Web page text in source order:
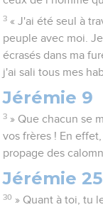
3 « J'ai été seul à
peuple avec moi.
écrasés dans ma
j'ai sali tous mes
Jérémie 9
3 » Que chacun se
vos frères ! En
propage des
Jérémie 25
30 » Quant à toi, tu